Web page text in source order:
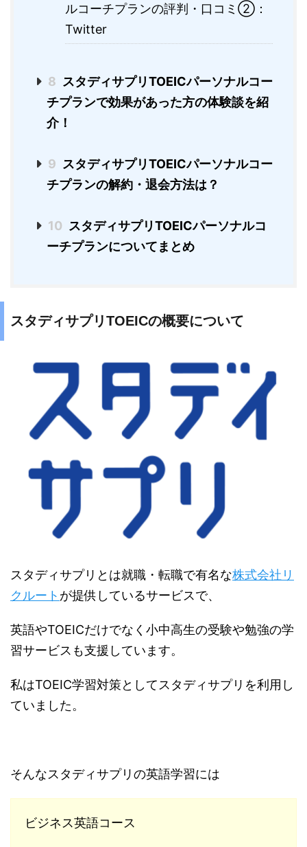
ルコーチプランの評判・口コミ②：
Twitter
8 スタディサプリTOEICパーソナルコー
チプランで効果があった方の体験談を紹
介！
9 スタディサプリTOEICパーソナルコー
チプランの解約・退会方法は？
10 スタディサプリTOEICパーソナルコ
ーチプランについてまとめ
スタディサプリTOEICの概要について
スタディサプリとは就職・転職で有名な株式会社リ
クルート が提供しているサービスで、
英語やTOEICだけでなく小中高生の受験や勉強の学
習サービスも支援しています。
私はTOEIC学習対策としてスタディサプリを利用し
ていました。
そんなスタディサプリの英語学習には
ビジネス英語コース